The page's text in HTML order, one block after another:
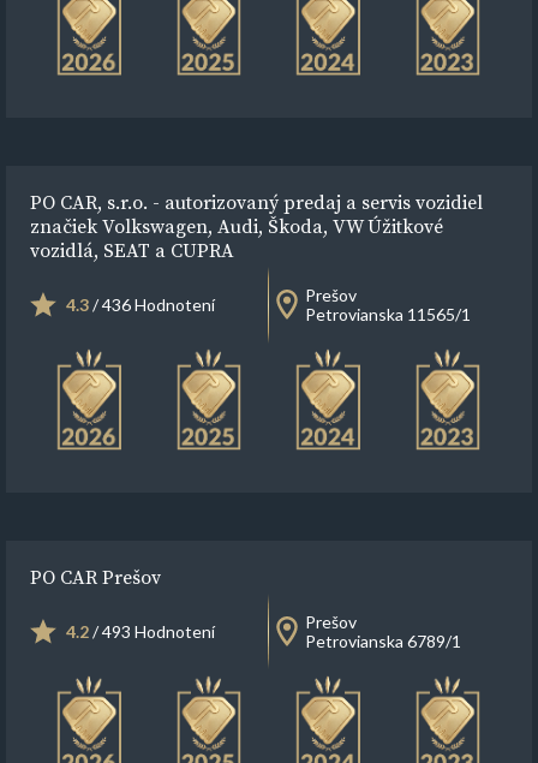
PO CAR, s.r.o. - autorizovaný predaj a servis vozidiel
značiek Volkswagen, Audi, Škoda, VW Úžitkové
vozidlá, SEAT a CUPRA
4.3/ 436 Hodnotení
Prešov
Petrovianska 11565/1
PO CAR Prešov
4.2/ 493 Hodnotení
Prešov
Petrovianska 6789/1